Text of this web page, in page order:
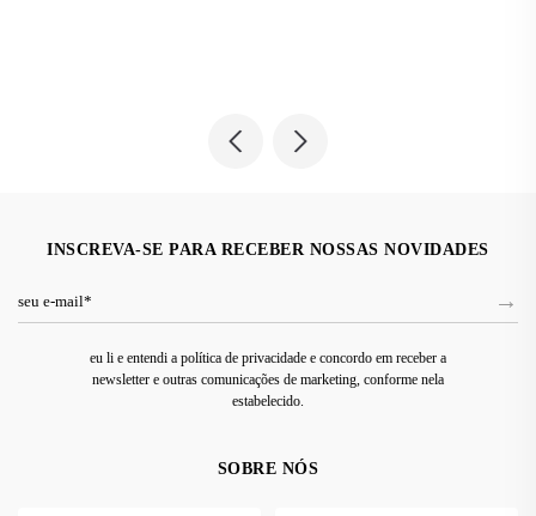
INSCREVA-SE PARA RECEBER NOSSAS NOVIDADES
eu li e entendi a política de privacidade e concordo em receber a
newsletter e outras comunicações de marketing, conforme nela
estabelecido.
SOBRE NÓS